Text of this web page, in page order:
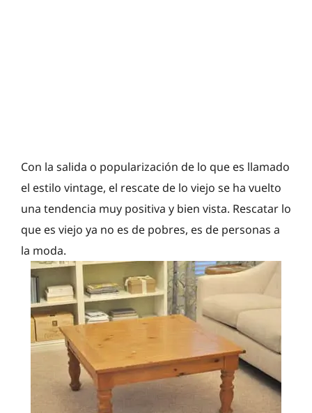
Con la salida o popularización de lo que es llamado
el estilo vintage, el rescate de lo viejo se ha vuelto
una tendencia muy positiva y bien vista. Rescatar lo
que es viejo ya no es de pobres, es de personas a
la moda.